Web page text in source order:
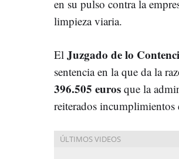
en su pulso contra la
limpieza viaria.
El Juzgado de lo
sentencia en la que da la
396.505 euros que la
reiterados